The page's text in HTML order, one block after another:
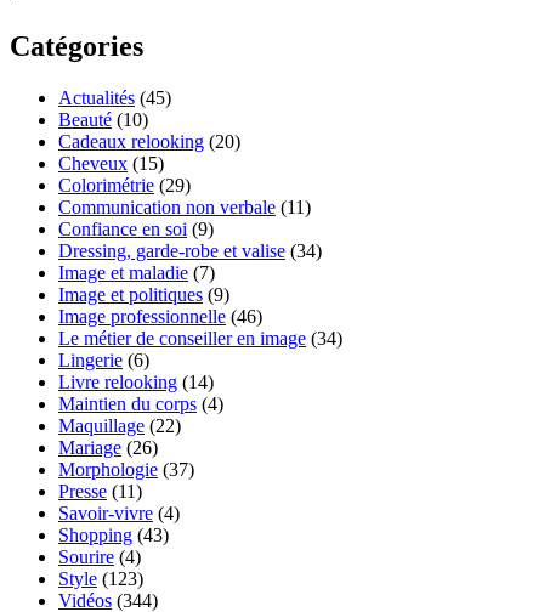
Catégories
Actualités (45)
Beauté (10)
Cadeaux relooking (20)
Cheveux (15)
Colorimétrie (29)
Communication non verbale (11)
Confiance en soi (9)
Dressing, garde-robe et valise (34)
Image et maladie (7)
Image et politiques (9)
Image professionnelle (46)
Le métier de conseiller en image (34)
Lingerie (6)
Livre relooking (14)
Maintien du corps (4)
Maquillage (22)
Mariage (26)
Morphologie (37)
Presse (11)
Savoir-vivre (4)
Shopping (43)
Sourire (4)
Style (123)
Vidéos (344)